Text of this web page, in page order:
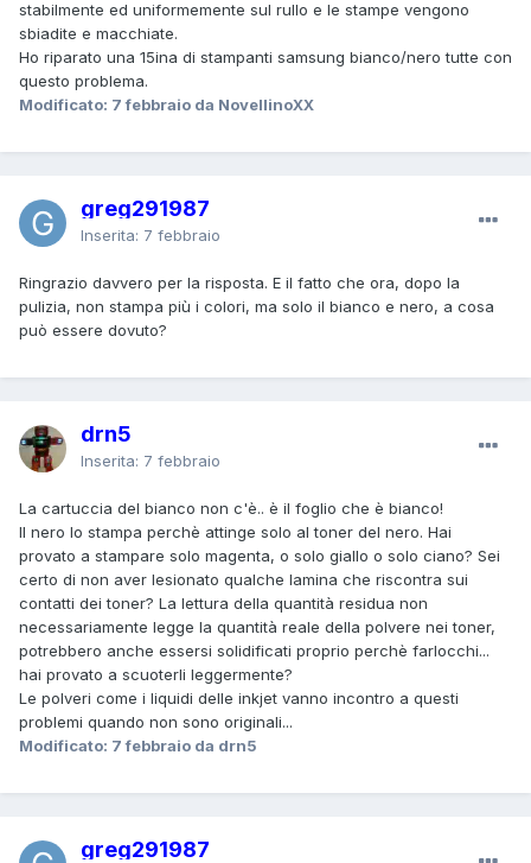
stabilmente ed uniformemente sul rullo e le stampe vengono
sbiadite e macchiate.
Ho riparato una 15ina di stampanti samsung bianco/nero tutte con
questo problema.
Modificato: 7 febbraio da NovellinoXX
greg291987
Inserita: 7 febbraio
Ringrazio davvero per la risposta. E il fatto che ora, dopo la
pulizia, non stampa più i colori, ma solo il bianco e nero, a cosa
può essere dovuto?
drn5
Inserita: 7 febbraio
La cartuccia del bianco non c'è.. è il foglio che è bianco!
Il nero lo stampa perchè attinge solo al toner del nero. Hai
provato a stampare solo magenta, o solo giallo o solo ciano? Sei
certo di non aver lesionato qualche lamina che riscontra sui
contatti dei toner? La lettura della quantità residua non
necessariamente legge la quantità reale della polvere nei toner,
potrebbero anche essersi solidificati proprio perchè farlocchi...
hai provato a scuoterli leggermente?
Le polveri come i liquidi delle inkjet vanno incontro a questi
problemi quando non sono originali...
Modificato: 7 febbraio da drn5
greg291987